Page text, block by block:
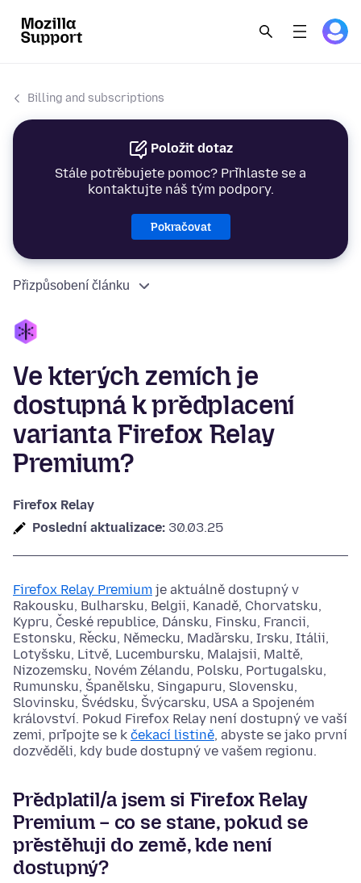
Billing and subscriptions
Položit dotaz
Stále potřebujete pomoc? Přihlaste se a
kontaktujte náš tým podpory.
Pokračovat
Přizpůsobení článku
Ve kterých zemích je
dostupná k předplacení
varianta Firefox Relay
Premium?
Firefox Relay
Poslední aktualizace: 30.03.25
Firefox Relay Premium je aktuálně dostupný v
Rakousku, Bulharsku, Belgii, Kanadě, Chorvatsku,
Kypru, České republice, Dánsku, Finsku, Francii,
Estonsku, Řecku, Německu, Maďarsku, Irsku, Itálii,
Lotyšsku, Litvě, Lucembursku, Malajsii, Maltě,
Nizozemsku, Novém Zélandu, Polsku, Portugalsku,
Rumunsku, Španělsku, Singapuru, Slovensku,
Slovinsku, Švédsku, Švýcarsku, USA a Spojeném
království. Pokud Firefox Relay není dostupný ve vaší
zemi, připojte se k čekací listině, abyste se jako první
dozvěděli, kdy bude dostupný ve vašem regionu.
Předplatil/a jsem si Firefox Relay
Premium – co se stane, pokud se
přestěhuji do země, kde není
dostupný?